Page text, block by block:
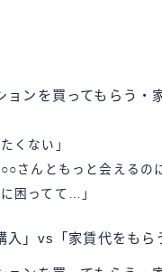
ョンを買ってもらう・
くない」
○○さんともっと会えるの
困ってて…」
入」vs「家賃代をもら